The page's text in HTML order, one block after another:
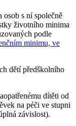
osob s ní společně
životního minima
podle
minimu, ve
dětí předškolního
dítěti od
na péči ve stupni
závislost).